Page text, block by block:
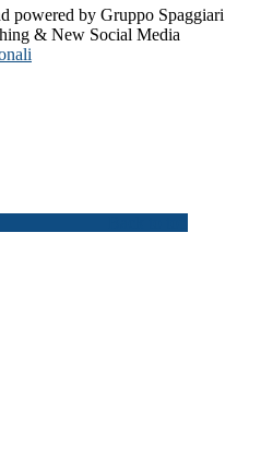
powered by Gruppo Spaggiari
& New Social Media